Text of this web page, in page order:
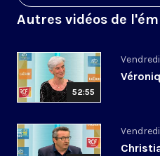
Autres vidéos de
52:55